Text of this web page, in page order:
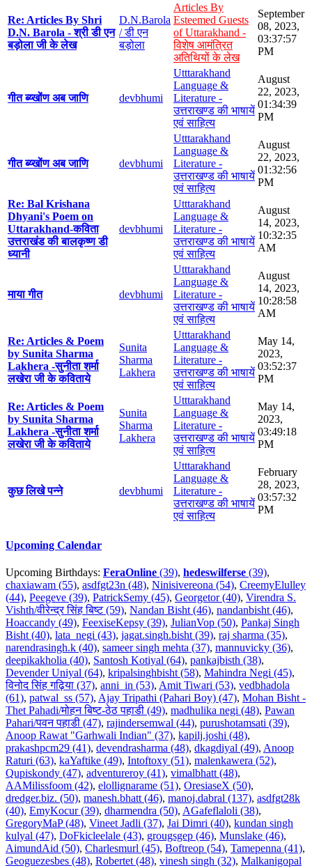
Re: Articles By Shri
D.N. Barola - श्री डी एन
बड़ोला जी के लेख
D.N.Barola
/ डी एन
बड़ोला
Articles By
Esteemed Guests
of Uttarakhand -
विशेष आमंत्रित
अतिथियों के लेख
September
08, 2023,
03:37:57
PM
गीत ब्य्खोंण अब जाणि devbhumi
Utttarakhand
Language &
Literature -
उत्तराखण्ड की भाषायें
एवं साहित्य
August
22, 2023,
01:34:39
PM
गीत ब्य्खोंण अब जाणि devbhumi
Utttarakhand
Language &
Literature -
उत्तराखण्ड की भाषायें
एवं साहित्य
August
22, 2023,
01:32:56
PM
Re: Bal Krishana
Dhyani's Poem on
Uttarakhand-कविता
उत्तराखंड की बालकृष्ण डी
ध्यानी
devbhumi
Utttarakhand
Language &
Literature -
उत्तराखण्ड की भाषायें
एवं साहित्य
August
14, 2023,
10:32:35
AM
माया गीत devbhumi
Utttarakhand
Language &
Literature -
उत्तराखण्ड की भाषायें
एवं साहित्य
August
14, 2023,
10:28:58
AM
Re: Articles & Poem
by Sunita Sharma
Lakhera -सुनीता शर्मा
लखेरा जी के कविताये
Sunita
Sharma
Lakhera
Utttarakhand
Language &
Literature -
उत्तराखण्ड की भाषायें
एवं साहित्य
May 14,
2023,
03:52:37
PM
Re: Articles & Poem
by Sunita Sharma
Lakhera -सुनीता शर्मा
लखेरा जी के कविताये
Sunita
Sharma
Lakhera
Utttarakhand
Language &
Literature -
उत्तराखण्ड की भाषायें
एवं साहित्य
May 14,
2023,
03:49:18
PM
कुछ लिखे पन्ने devbhumi
Utttarakhand
Language &
Literature -
उत्तराखण्ड की भाषायें
एवं साहित्य
February
28, 2023,
03:57:32
PM
Upcoming Calendar
Upcoming Birthdays: FeraOnline (39), hedeswilferse (39),
chaxiawam (55), asdfgt23n (48), Ninisivereona (54), CreemyElulley
(44), Peegeve (39), PatrickSemy (45), Georgetor (40), Virendra S.
Vishth/वीरेन्द्र सिंह बिष्ट (59), Nandan Bisht (46), nandanbisht (46),
Hoaccandy (49), FeexiseKepsy (39), JulianVop (50), Pankaj Singh
Bisht (40), lata_negi (43), jagat.singh.bisht (39), raj sharma (35),
narendrasingh.k (40), sameer singh mehta (37), mannuvicky (36),
deepikakholia (40), Santosh Kotiyal (64), pankajbisth (38),
Devender Uniyal (64), kripalsinghbisht (58), Mahindra Negi (45),
विनोद सिंह गढ़िया (37), anni_in (53), Amit Tiwari (53), vedbhadola
(61), patwal_ss (57), Ajay Tripathi (Pahari Boy) (47), Mohan Bisht -
Thet Pahadi/मोहन बिष्ट-ठेठ पहाडी (49), madhulika negi (48), Pawan
Pahari/पवन पहाडी (47), rajindersemwal (44), purushotamsati (39),
Anoop Rawat "Garhwali Indian" (37), kapilj.joshi (48),
prakashpcm29 (41), devendrasharma (48), dkagdiyal (49), Anoop
Raturi (63), kaYaftike (49), Intoftoxy (51), malenkawera (52),
Qupiskondy (47), adventureroy (41), vimalbhatt (48),
AAMilissfoom (42), elollignarame (51), OresiaseX (50),
dredger.biz. (50), manesh.bhatt (46), manoj.dabral (137), asdfgt28k
(40), EmyKocur (39), dharmendra (50), AGafeflaloli (38),
GregoryMaP (48), Vineet Jadli (37), Jai Dimri (40), kundan singh
kulyal (47), DoFkicleelale (43), grougsgep (46), Munslake (46),
AimundAid (50), Charlesmurl (45), Boftreop (54), Tamepenna (41),
Geoguezesbes (48), Robertet (48), vinesh singh (32), Malkanigopal